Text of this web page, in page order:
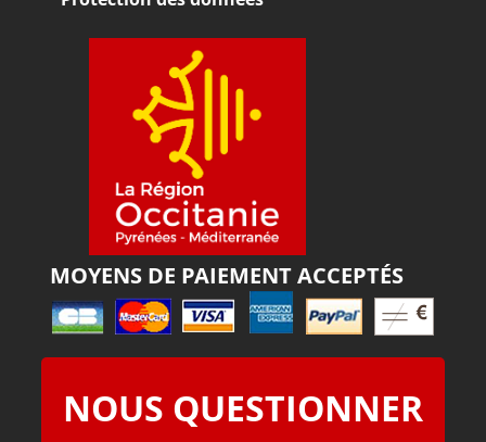
MOYENS DE PAIEMENT ACCEPTÉS
NOUS QUESTIONNER